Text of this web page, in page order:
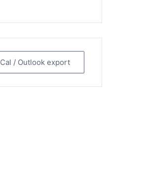
/ Outlook export